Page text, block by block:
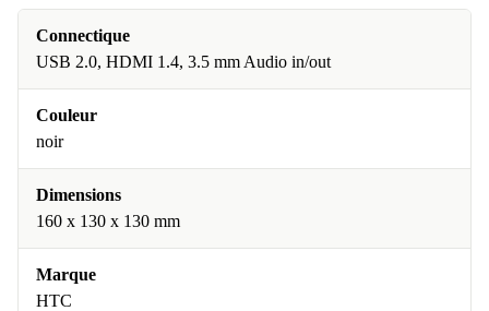
Connectique
USB 2.0, HDMI 1.4, 3.5 mm Audio in/out
Couleur
noir
Dimensions
160 x 130 x 130 mm
Marque
HTC